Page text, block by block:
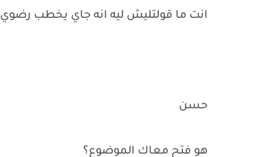
انت ما قولتليش ليه انه جاي يخطب رضوي
حسن
هو فتح معاك الموضوع؟